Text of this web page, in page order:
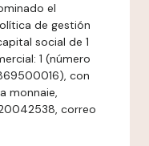
el
de gestión
social de 1
1 (número
con
monnaie,
correo